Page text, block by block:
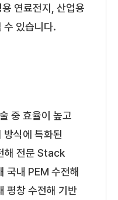
연료전지, 산업용
수 있습니다.
중 효율이 높고
방식에 특화된
해 전문 Stack
국내 PEM 수전해
평창 수전해 기반